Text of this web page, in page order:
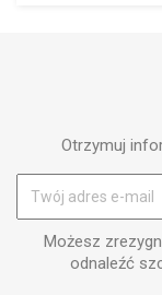
Otrzymuj
Możesz
odnaleźć